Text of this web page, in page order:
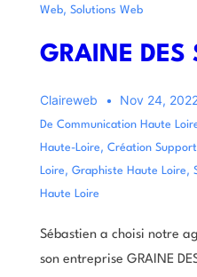
Web, Solutions Web
GRAINE DES
Claireweb Nov 24,
De Communication Haute
Haute-Loire, Création
Loire, Graphiste Haute Loire,
Haute Loire
Sébastien a choisi notre
son entreprise GRAINE